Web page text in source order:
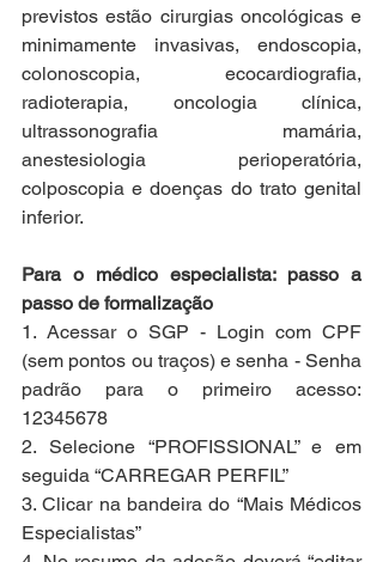
previstos estão cirurgias oncológicas e
minimamente invasivas, endoscopia,
colonoscopia, ecocardiografia,
radioterapia, oncologia clínica,
ultrassonografia mamária,
anestesiologia perioperatória,
colposcopia e doenças do trato genital
inferior.
Para o médico especialista: passo a
passo de formalização
1. Acessar o SGP - Login com CPF
(sem pontos ou traços) e senha - Senha
padrão para o primeiro acesso:
12345678
2. Selecione “PROFISSIONAL” e em
seguida “CARREGAR PERFIL”
3. Clicar na bandeira do “Mais Médicos
Especialistas”